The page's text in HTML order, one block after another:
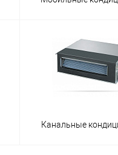
Канальные